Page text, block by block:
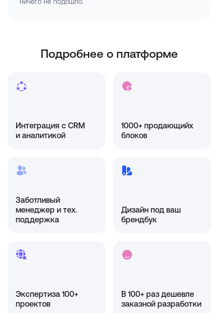
ничего не подошло.
Подробнее о платформе
Интеграция с CRM
и аналитикой
1000+ продающийх
блоков
Заботливый
менеджер и тех.
поддержка
Дизайн под ваш
брендбук
Экспертиза 100+
проектов
В 100+ раз дешевле
заказной разработки